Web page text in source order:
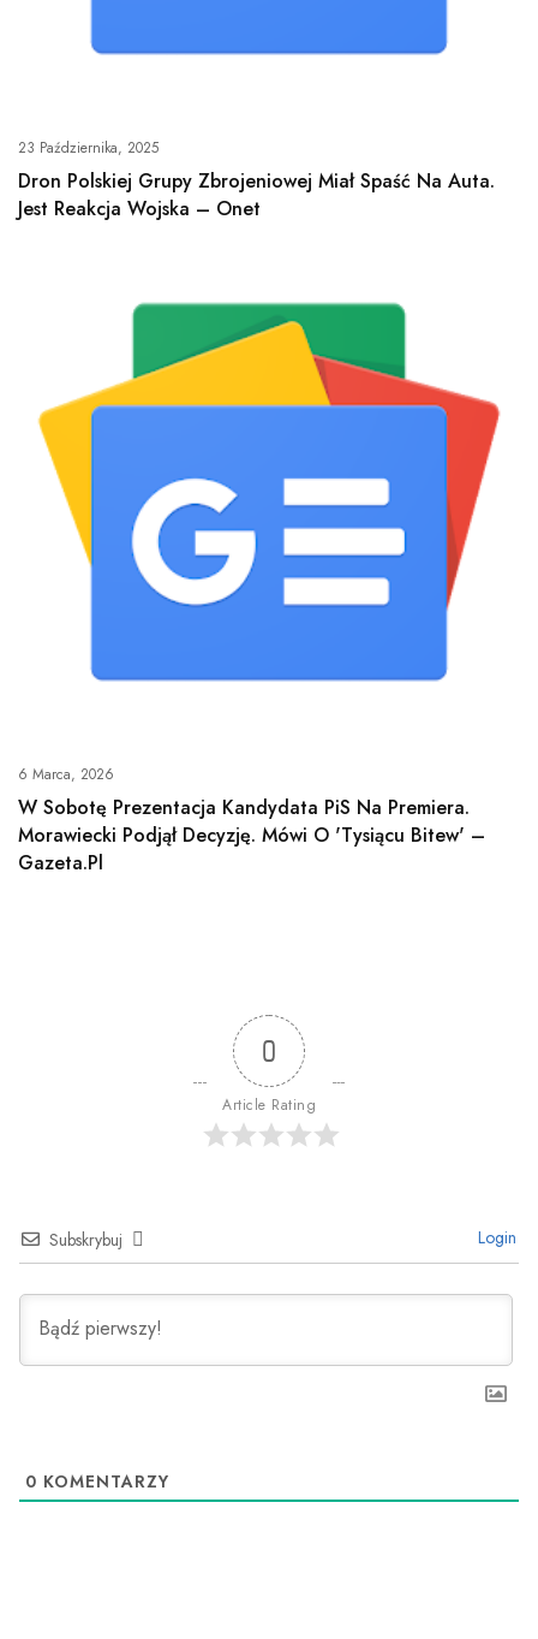
23 Października, 2025
Dron Polskiej Grupy Zbrojeniowej Miał Spaść Na Auta.
Jest Reakcja Wojska – Onet
6 Marca, 2026
W Sobotę Prezentacja Kandydata PiS Na Premiera.
Morawiecki Podjął Decyzję. Mówi O 'tysiącu Bitew' –
Gazeta.pl
0
Article Rating
Subskrybuj Login
0 KOMENTARZY